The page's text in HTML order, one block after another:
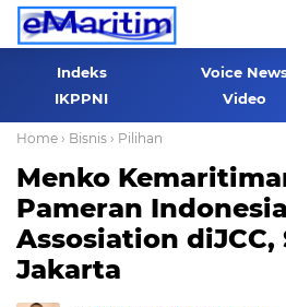
Indeks Voice
IKPPNI
Video
Home › Bisnis › Pilihan
Menko
Pameran
Assosiation diJCC,
Jakarta